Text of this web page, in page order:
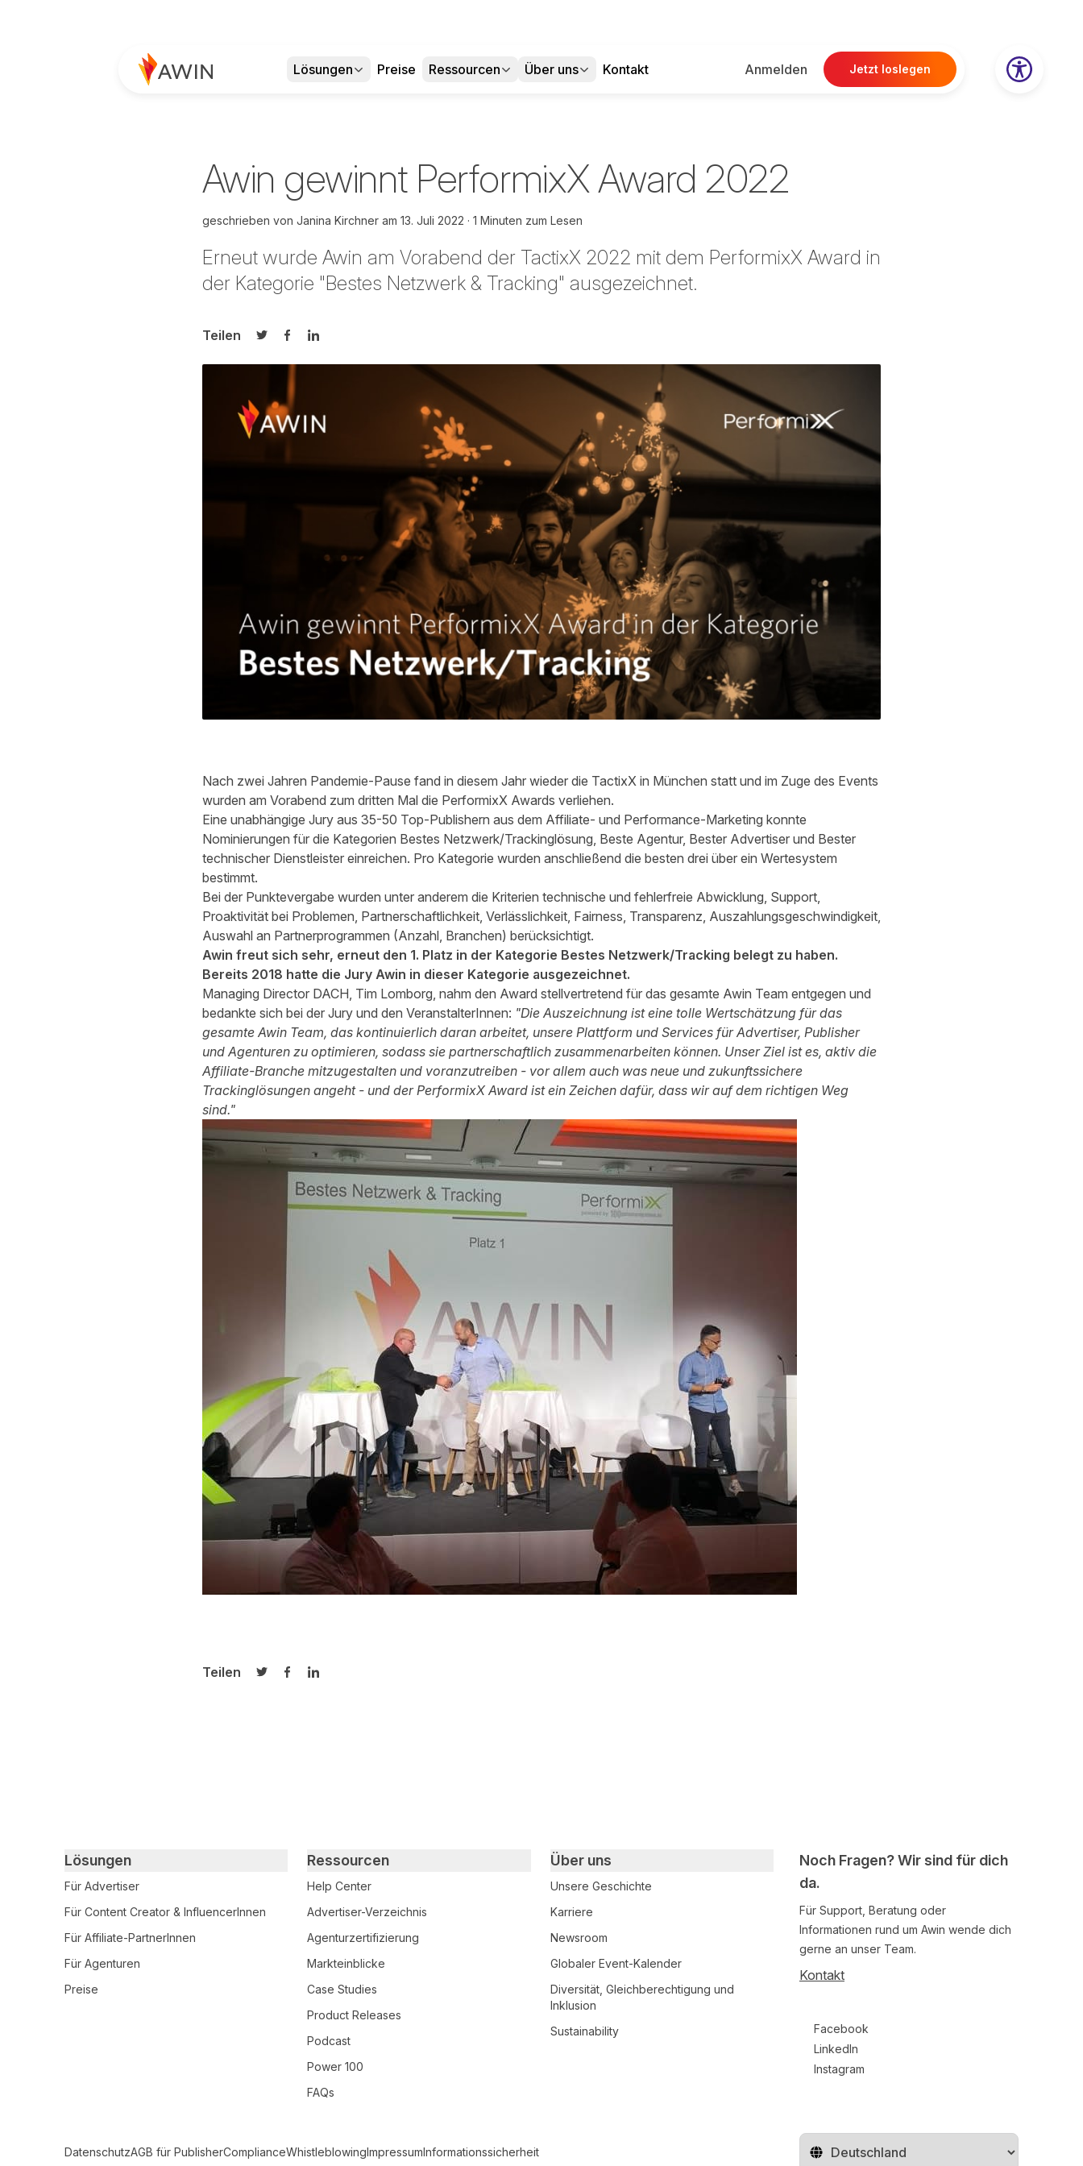
Lösungen Preise Ressourcen Über uns Kontakt Anmelden Jetzt loslegen
Awin gewinnt PerformixX Award 2022
geschrieben von Janina Kirchneram 13. Juli 2022 1 Minuten zum Lesen
Erneut wurde Awin am Vorabend der TactixX 2022 mit dem PerformixX Award in
der Kategorie "Bestes Netzwerk & Tracking" ausgezeichnet.
Teilen
Auf Twitter teilen
Auf Facebook teilen
Auf LinkedIn teilen
Nach zwei Jahren Pandemie-Pause fand in diesem Jahr wieder die TactixX in München statt und im Zuge des Events
wurden am Vorabend zum dritten Mal die PerformixX Awards verliehen.
Eine unabhängige Jury aus 35-50 Top-Publishern aus dem Affiliate- und Performance-Marketing konnte
Nominierungen für die Kategorien Bestes Netzwerk/Trackinglösung, Beste Agentur, Bester Advertiser und Bester
technischer Dienstleister einreichen. Pro Kategorie wurden anschließend die besten drei über ein Wertesystem
bestimmt.
Bei der Punktevergabe wurden unter anderem die Kriterien technische und fehlerfreie Abwicklung, Support,
Proaktivität bei Problemen, Partnerschaftlichkeit, Verlässlichkeit, Fairness, Transparenz, Auszahlungsgeschwindigkeit,
Auswahl an Partnerprogrammen (Anzahl, Branchen) berücksichtigt.
Awin freut sich sehr, erneut den 1. Platz in der Kategorie Bestes Netzwerk/Tracking belegt zu haben.
Bereits 2018 hatte die Jury Awin in dieser Kategorie ausgezeichnet.
Managing Director DACH, Tim Lomborg, nahm den Award stellvertretend für das gesamte Awin Team entgegen und
bedankte sich bei der Jury und den VeranstalterInnen: "Die Auszeichnung ist eine tolle Wertschätzung für das
gesamte Awin Team, das kontinuierlich daran arbeitet, unsere Plattform und Services für Advertiser, Publisher
und Agenturen zu optimieren, sodass sie partnerschaftlich zusammenarbeiten können. Unser Ziel ist es, aktiv die
Affiliate-Branche mitzugestalten und voranzutreiben - vor allem auch was neue und zukunftssichere
Trackinglösungen angeht - und der PerformixX Award ist ein Zeichen dafür, dass wir auf dem richtigen Weg
sind."
Teilen
Auf Twitter teilen
Auf Facebook teilen
Auf LinkedIn teilen
Region ändern
Noch Fragen? Wir sind für dich
da.
Für Support, Beratung oder
Informationen rund um Awin wende dich
gerne an unser Team.
Kontakt
Facebook
LinkedIn
Instagram
Primary footer navigation
Lösungen
Für Advertiser
Für Content Creator & InfluencerInnen
Für Affiliate-PartnerInnen
Für Agenturen
Preise
Ressourcen
Help Center
Advertiser-Verzeichnis
Agenturzertifizierung
Markteinblicke
Case Studies
Product Releases
Podcast
Power 100
FAQs
Über uns
Unsere Geschichte
Karriere
Newsroom
Globaler Event-Kalender
Diversität, Gleichberechtigung und
Inklusion
Sustainability
Secondary Footer Navigation
DatenschutzAGB für PublisherComplianceWhistleblowingImpressumInformationssicherheit